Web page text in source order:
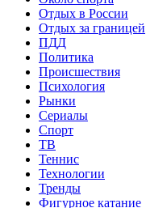
Отдых в России
Отдых за границей
ПДД
Политика
Происшествия
Психология
Рынки
Сериалы
Спорт
ТВ
Теннис
Технологии
Тренды
Фигурное катание